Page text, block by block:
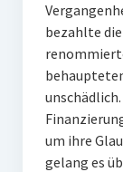
bezahlte
um ihre
gelang es